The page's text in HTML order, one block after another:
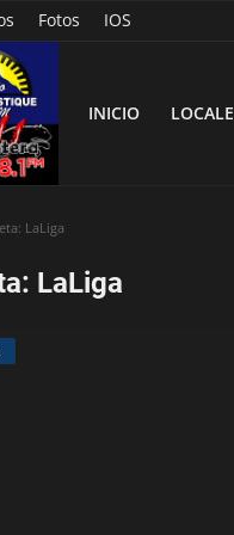
Fotos IOS
INICIO
LaLiga
LaLiga